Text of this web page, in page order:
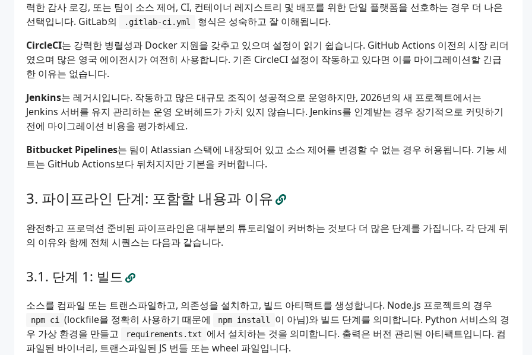
력한 감사 로깅, 또는 팀이 소스 제어, CI, 컨테이너 레지스트리 및 배포를 위한 단일 플랫폼을 선호하는 경우 더 나은
선택입니다. GitLab의
.gitlab-ci.yml
형식은 성숙하고 잘 이해됩니다.
CircleCI는 강력한 병렬성과 Docker 지원을 갖추고 있으며 설정이 읽기 쉽습니다. GitHub Actions 이전의 시장 리더
였으며 많은 영국 에이전시가 여전히 사용합니다. 기존 CircleCI 설정이 작동하고 있다면 이를 마이그레이션할 긴급
한 이유는 없습니다.
Jenkins는 레거시입니다. 작동하고 많은 대규모 조직이 성공적으로 운영하지만, 2026년의 새 프로젝트에서는
Jenkins 서버를 유지 관리하는 운영 오버헤드가 가치 있지 않습니다. Jenkins를 인계받는 경우 장기적으로 커밋하기
전에 마이그레이션 비용을 평가하세요.
Bitbucket Pipelines는 팀이 Atlassian 스택에 내장되어 있고 소스 제어를 변경할 수 없는 경우 허용됩니다. 기능 세
트는 GitHub Actions보다 뒤처지지만 기본을 커버합니다.
파이프라인 단계: 포함할 내용과 이유
완전하고 프로덕션 준비된 파이프라인은 대부분의 튜토리얼이 커버하는 것보다 더 많은 단계를 가집니다. 각 단계 뒤
의 이유와 함께 전체 시퀀스는 다음과 같습니다.
단계 1: 빌드
소스를 컴파일 또는 트랜스파일하고, 의존성을 설치하고, 빌드 아티팩트를 생성합니다. Node.js 프로젝트의 경우
npm ci (lockfile을 정확히 사용하기 때문에 npm install
이 아님)와 빌드 단계를 의미합니다. Python 서비스의 경
우 가상 환경을 만들고
requirements.txt
에서 설치하는 것을 의미합니다. 출력은 버전 관리된 아티팩트입니다. 컴
파일된 바이너리, 트랜스파일된 JS 번들 또는 wheel 파일입니다.